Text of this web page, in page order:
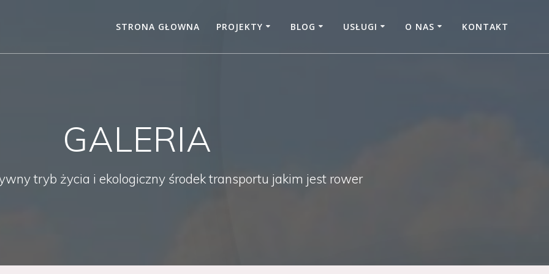
STRONA GŁOWNA PROJEKTY BLOG USŁUGI O NAS KONTAKT
GALERIA
tryb życia i ekologiczny środek transportu jakim jest rower